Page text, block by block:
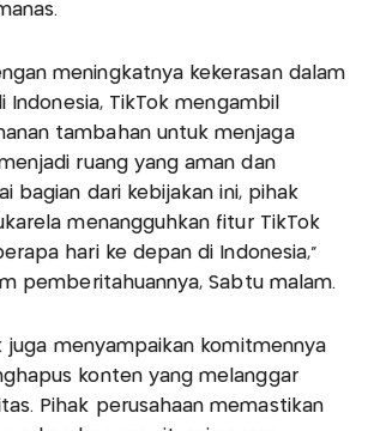
meningkatnya kekerasan dalam
Indonesia, TikTok mengambil
tambahan untuk menjaga
ruang yang aman dan
bagian dari kebijakan ini, pihak
menangguhkan fitur TikTok
hari ke depan di Indonesia,”
pemberitahuannya, Sabtu malam.
juga menyampaikan komitmennya
konten yang melanggar
Pihak perusahaan memastikan